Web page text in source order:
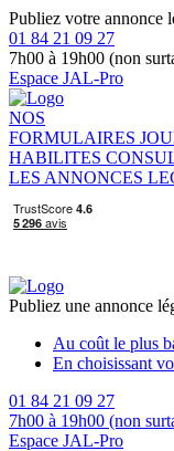
Publiez votre annonce
01 84 21 09 27
7h00 à 19h00 (non
Espace JAL-Pro
NOS
FORMULAIRES
HABILITES
LES ANNONCES
Publiez une annonce
Au coût le plus
En choisissant
01 84 21 09 27
7h00 à 19h00 (non
Espace JAL-Pro